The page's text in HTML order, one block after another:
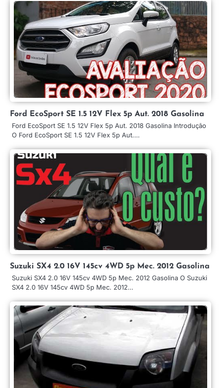
Ford EcoSport SE 1.5 12V Flex 5p Aut. 2018 Gasolina
Ford EcoSport SE 1.5 12V Flex 5p Aut. 2018 Gasolina Introdução
O Ford EcoSport SE 1.5 12V Flex 5p Aut.…
Suzuki SX4 2.0 16V 145cv 4WD 5p Mec. 2012 Gasolina
Suzuki SX4 2.0 16V 145cv 4WD 5p Mec. 2012 Gasolina O Suzuki
SX4 2.0 16V 145cv 4WD 5p Mec. 2012…